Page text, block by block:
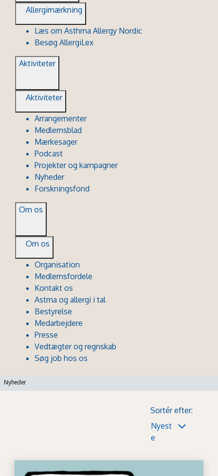
Allergimærkning
Læs om Asthma Allergy Nordic
Besøg AllergiLex
Aktiviteter
Aktiviteter
Arrangementer
Medlemsblad
Mærkesager
Podcast
Projekter og kampagner
Nyheder
Forskningsfond
Om os
Om os
Organisation
Medlemsfordele
Kontakt os
Astma og allergi i tal
Bestyrelse
Medarbejdere
Presse
Vedtægter og regnskab
Søg job hos os
Nyheder
Sortér efter:
Nyest
e